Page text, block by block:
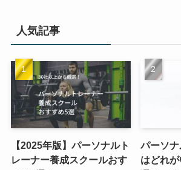
人気記事
【2025年版】パーソナルト
レーナー養成スクールおす
パーソ
はどれ